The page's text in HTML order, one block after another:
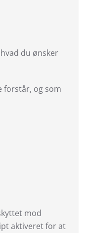
du ønsker
forstår, og som
mod
aktiveret for at